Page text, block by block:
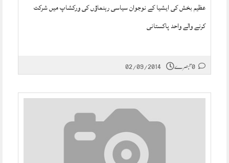
عظیم بخش کی ایشیا کے نوجوان سیاسی رہنماؤں کی ورکشاپ میں شرکت
کرنے والے واحد پاکستانی
02/09/2014